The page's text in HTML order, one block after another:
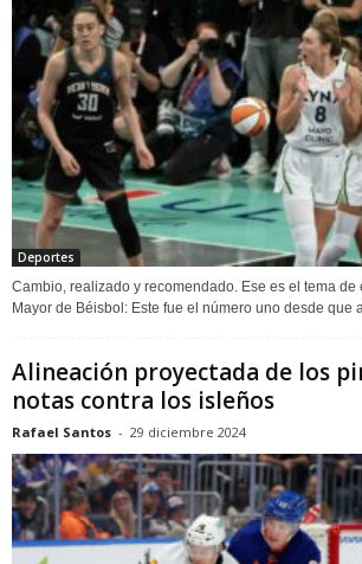
Deportes
Cambio, realizado y recomendado. Ese es el tema de
Mayor de Béisbol: Este fue el número uno desde que
Alineación proyectada de los
notas contra los isleños
Rafael Santos - 29 diciembre 2024